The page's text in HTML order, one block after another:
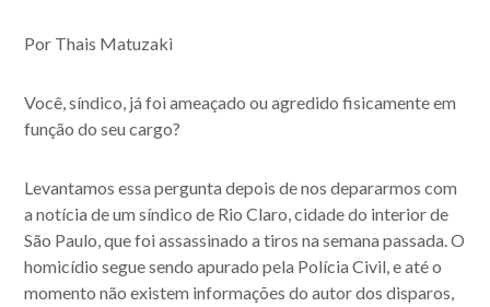
Por Thais Matuzaki
Você, síndico, já foi ameaçado ou agredido fisicamente em
função do seu cargo?
Levantamos essa pergunta depois de nos depararmos com
a notícia de um síndico de Rio Claro, cidade do interior de
São Paulo, que foi assassinado a tiros na semana passada. O
homicídio segue sendo apurado pela Polícia Civil, e até o
momento não existem informações do autor dos disparos,